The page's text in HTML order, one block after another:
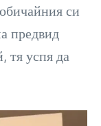
си
предвид
тя успя да